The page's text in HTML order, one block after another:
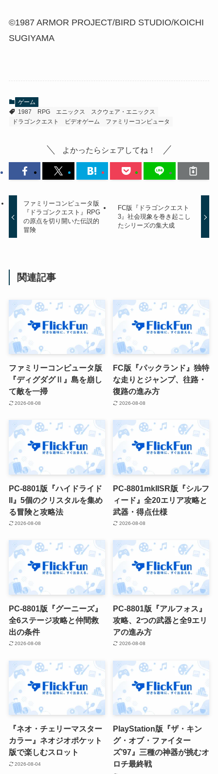
©1987 ARMOR PROJECT/BIRD STUDIO/KOICHI
SUGIYAMA
ゲーム
1987
RPG エニックス
スクウェア・エニックス
ドラゴンクエスト
ビデオゲーム ファミリーコンピュータ
よかったらシェアしてね！
ファミリーコンピュータ版
『ドラゴンクエスト』RPG
の原点を切り開いた伝説的
冒険
FC版『ドラゴンクエスト
3』社会現象を巻き起こし
たシリーズの集大成
関連記事
ファミリーコンピュータ版
『ディグダグⅡ』島を崩し
て敵を一掃
2026-08-08
FC版『パックランド』独特
な走りとジャンプ、往路・
復路の進み方
2026-08-08
PC-8801版『ハイドライド
II』5個のクリスタルを集め
る冒険と攻略法
2026-08-08
PC-8801mkIISR版『シルフ
ィード』全20エリア攻略と
武器・得点仕様
2026-08-08
PC-8801版『グーニーズ』
全6ステージ攻略と仲間救
出の条件
2026-08-08
PC-8801版『アルフォス』
攻略、2つの武器と全9エリ
アの進み方
2026-08-08
『ネオ・チェリーマスター
カラー』ネオジオポケット
版で楽しむスロット
2026-08-04
PlayStation版『ザ・キン
グ・オブ・ファイター
ズ’97』三種の神器が挑むオ
ロチ最終戦